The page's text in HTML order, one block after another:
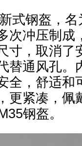
式钢盔，
次冲压制成
寸，取消了
替通风孔。
全，舒适和
更紧凑，佩
钢盔。